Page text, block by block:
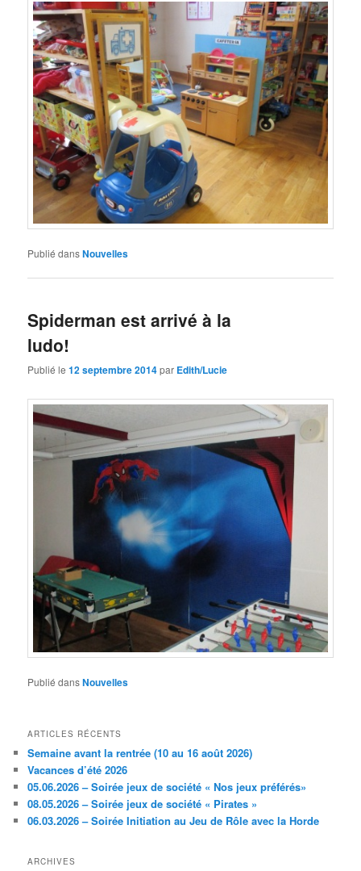
Publié dansNouvelles
Spiderman est arrivé à la
ludo!
Publié le12 septembre 2014par Edith/Lucie
Publié dansNouvelles
ARTICLES RÉCENTS
Semaine avant la rentrée (10 au 16 août 2026)
Vacances d’été 2026
05.06.2026 – Soirée jeux de société « Nos jeux préférés»
08.05.2026 – Soirée jeux de société « Pirates »
06.03.2026 – Soirée Initiation au Jeu de Rôle avec la Horde
ARCHIVES